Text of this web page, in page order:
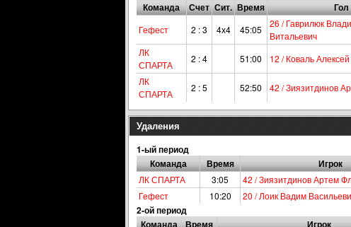
Команда
Счет Сит. Время Гол
Гефест 2 : 3 4х4 45:05
26 / Гаврилюк
Витальевич
ЛК
СПАРТА
2 : 4 51:00 12 / Коваль
ЛК
СПАРТА
2 : 5 52:50 42 / Зиязитдинов
Удаления
1-ый период
Команда
Время Игрок
ЛК СПАРТА 3:05 42 / Зиязитдинов Артем
Гефест
10:20 20 / Лоик Вадим
2-ой период
Команда
Время Игрок